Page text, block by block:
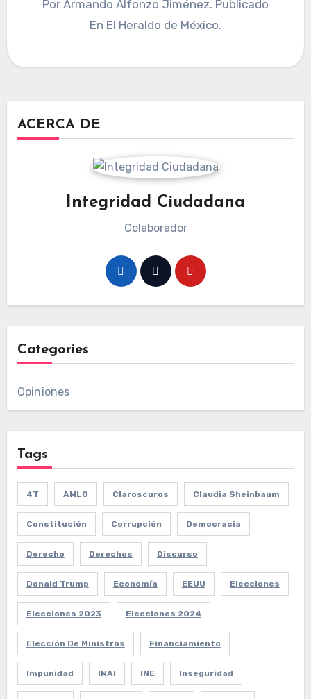
Por Armando Alfonzo Jiménez. Publicado
En El Heraldo de México.
ACERCA DE
Integridad Ciudadana
Colaborador
Categories
Opiniones
Tags
4T AMLO Claroscuros Claudia Sheinbaum
Constitución Corrupción Democracia
Derecho Derechos Discurso
Donald Trump Economía EEUU Elecciones
Elecciones 2023 Elecciones 2024
Elección De Ministros Financiamiento
Impunidad INAI INE Inseguridad